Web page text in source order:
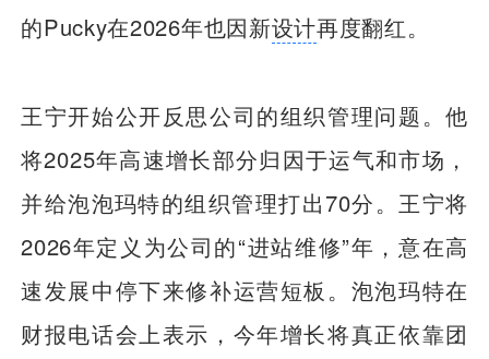
的Pucky在2026年也因新设计再度翻红。
王宁开始公开反思公司的组织管理问题。他
将2025年高速增长部分归因于运气和市场，
并给泡泡玛特的组织管理打出70分。王宁将
2026年定义为公司的“进站维修”年，意在高
速发展中停下来修补运营短板。泡泡玛特在
财报电话会上表示，今年增长将真正依靠团